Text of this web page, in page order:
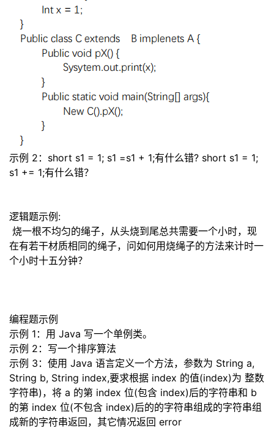
示例 2：short s1 = 1; s1 =s1 + 1;有什么错? short s1 = 1;
s1 += 1;有什么错？
逻辑题示例:
烧一根不均匀的绳子，从头烧到尾总共需要一个小时，现
在有若干材质相同的绳子，问如何用烧绳子的方法来计时一
个小时十五分钟？
编程题示例
示例 1：用 Java 写一个单例类。
示例 2：写一个排序算法
示例 3：使用 Java 语言定义一个方法，参数为 String a,
String b, String index,要求根据 index 的值(index)为 整数
字符串)，将 a 的第 index 位(包含 index)后的字符串和 b
的第 index 位(不包含 index)后的的字符串组 成的字符串组
成新的字符串返回，其它情况返回 error